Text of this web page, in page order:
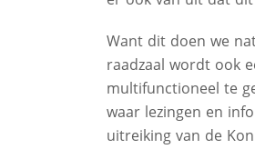
Want dit doen we
raadzaal wordt ook
multifunctioneel te
waar lezingen en
uitreiking van de